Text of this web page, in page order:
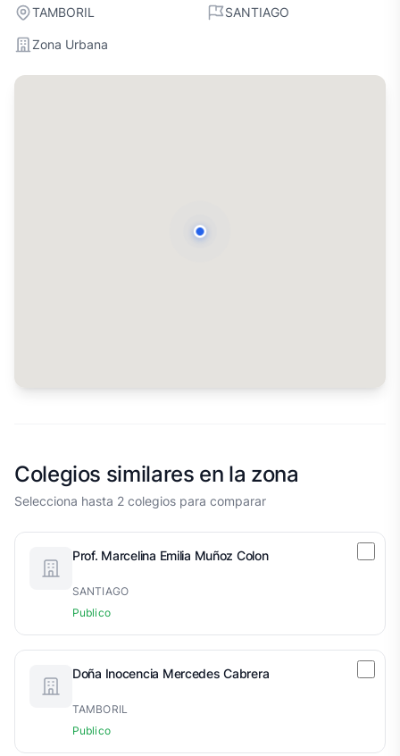
TAMBORIL SANTIAGO
Zona Urbana
Colegios similares en la zona
Selecciona hasta 2 colegios para comparar
Prof. Marcelina Emilia Muñoz Colon
SANTIAGO
Publico
Doña Inocencia Mercedes Cabrera
TAMBORIL
Publico